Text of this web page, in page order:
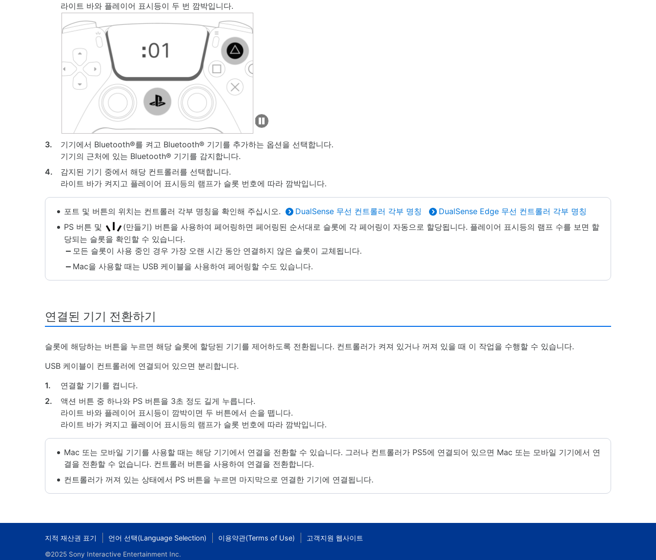
라이트 바와 플레이어 표시등이 두 번 깜박입니다.
일
정
재
생
하
3.
기기에서 Bluetooth®를 켜고 Bluetooth® 기기를 추가하는 옵션을 선택합니다.
기기의 근처에 있는 Bluetooth® 기기를 감지합니다.
4.
감지된 기기 중에서 해당 컨트롤러를 선택합니다.
라이트 바가 켜지고 플레이어 표시등의 램프가 슬롯 번호에 따라 깜박입니다.
포트 및 버튼의 위치는 컨트롤러 각부 명칭을 확인해 주십시오. DualSense 무선 컨트롤러 각부 명칭
DualSense Edge 무선 컨트롤러 각부 명칭
PS 버튼 및
(만들기) 버튼을 사용하여 페어링하면 페어링된 순서대로 슬롯에 각 페어링이 자동으로 할당됩니다. 플레이어 표시등의 램프 수를 보면 할
당되는 슬롯을 확인할 수 있습니다.
모든 슬롯이 사용 중인 경우 가장 오랜 시간 동안 연결하지 않은 슬롯이 교체됩니다.
Mac을 사용할 때는 USB 케이블을 사용하여 페어링할 수도 있습니다.
연결된 기기 전환하기
슬롯에 해당하는 버튼을 누르면 해당 슬롯에 할당된 기기를 제어하도록 전환됩니다. 컨트롤러가 켜져 있거나 꺼져 있을 때 이 작업을 수행할 수 있습니다.
USB 케이블이 컨트롤러에 연결되어 있으면 분리합니다.
1.
연결할 기기를 켭니다.
2.
액션 버튼 중 하나와 PS 버튼을 3초 정도 길게 누릅니다.
라이트 바와 플레이어 표시등이 깜박이면 두 버튼에서 손을 뗍니다.
라이트 바가 켜지고 플레이어 표시등의 램프가 슬롯 번호에 따라 깜박입니다.
Mac 또는 모바일 기기를 사용할 때는 해당 기기에서 연결을 전환할 수 있습니다. 그러나 컨트롤러가 PS5에 연결되어 있으면 Mac 또는 모바일 기기에서 연
결을 전환할 수 없습니다. 컨트롤러 버튼을 사용하여 연결을 전환합니다.
컨트롤러가 꺼져 있는 상태에서 PS 버튼을 누르면 마지막으로 연결한 기기에 연결됩니다.
지적 재산권 표기 언어 선택(Language Selection) 이용약관(Terms of Use) 고객지원 웹사이트
©2025 Sony Interactive Entertainment Inc.